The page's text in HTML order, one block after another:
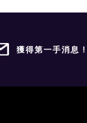
獲得第一手消息